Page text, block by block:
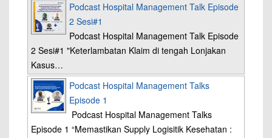
Podcast Hospital Management Talk Episode
2 Sesi#1
Podcast Hospital Management Talk Episode
2 Sesi#1 "Keterlambatan Klaim di tengah Lonjakan
Kasus…
Podcast Hospital Management Talks
Episode 1
Podcast Hospital Management Talks
Episode 1 “Memastikan Supply Logisitik Kesehatan :